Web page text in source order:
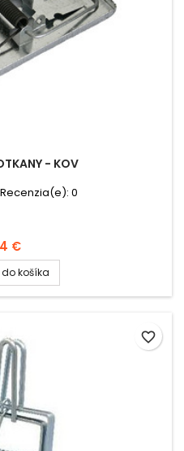
- KOV
Recenzia(e): 0
€
do košíka
favorite_border